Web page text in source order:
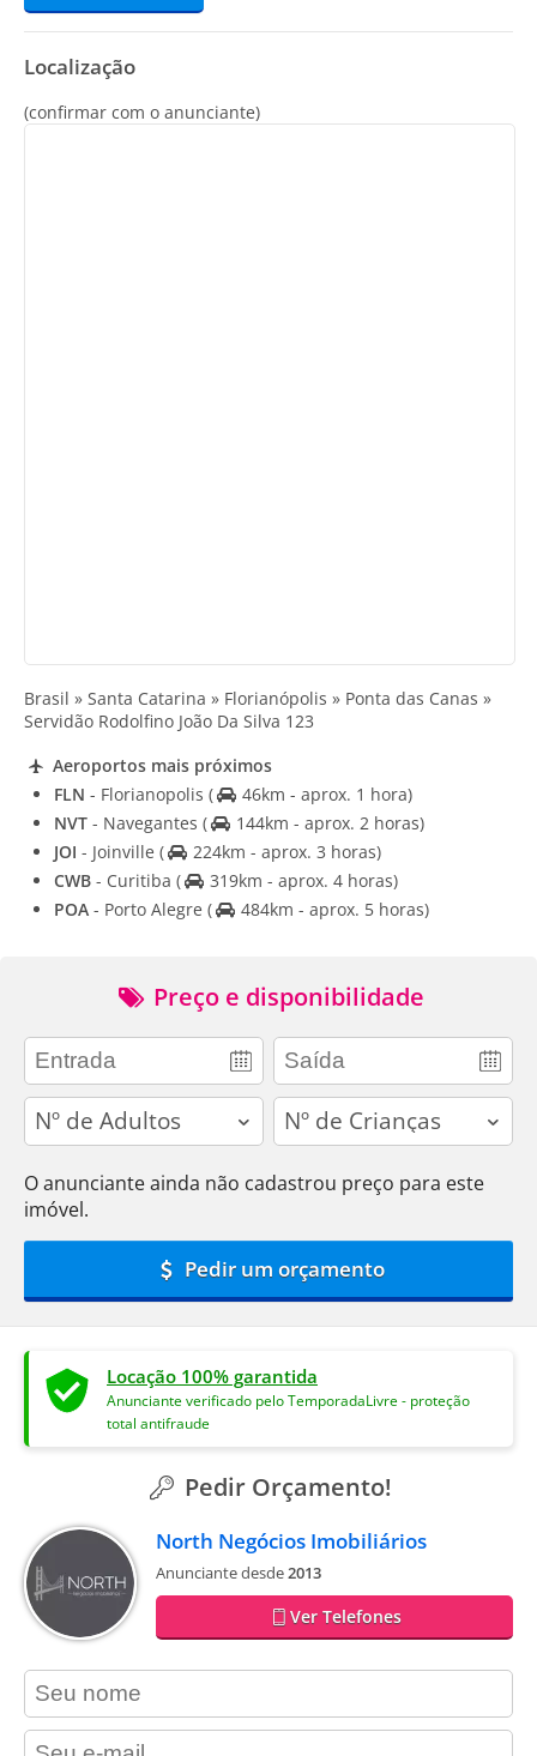
Localização
(confirmar com o anunciante)
Brasil » Santa Catarina » Florianópolis » Ponta das Canas »
Servidão Rodolfino João Da Silva 123
Aeroportos mais próximos
FLN - Florianopolis (
46km - aprox. 1 hora)
NVT - Navegantes (
144km - aprox. 2 horas)
JOI - Joinville (
224km - aprox. 3 horas)
CWB - Curitiba (
319km - aprox. 4 horas)
POA - Porto Alegre ( 484km - aprox. 5 horas)
Preço e disponibilidade
adults children
O anunciante ainda não cadastrou preço para este
imóvel.
Pedir um orçamento
Locação 100% garantida
Anunciante verificado pelo TemporadaLivre - proteção
total antifraude
Pedir Orçamento!
North Negócios Imobiliários
Anunciante desde2013
Ver Telefones
contact_name
contact_email